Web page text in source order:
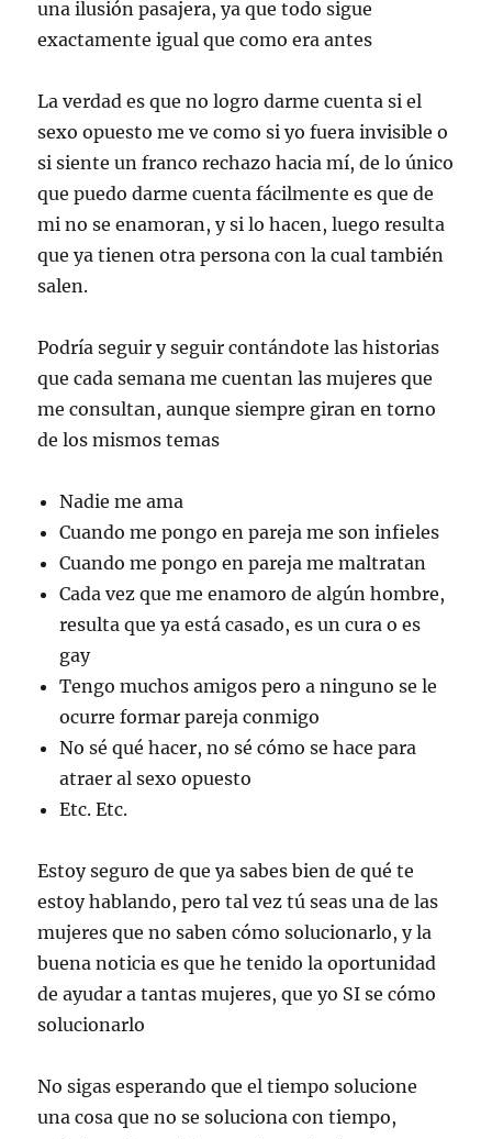
una ilusión pasajera, ya que todo sigue
exactamente igual que como era antes
La verdad es que no logro darme cuenta si el
sexo opuesto me ve como si yo fuera invisible o
si siente un franco rechazo hacia mí, de lo único
que puedo darme cuenta fácilmente es que de
mi no se enamoran, y si lo hacen, luego resulta
que ya tienen otra persona con la cual también
salen.
Podría seguir y seguir contándote las historias
que cada semana me cuentan las mujeres que
me consultan, aunque siempre giran en torno
de los mismos temas
Nadie me ama
Cuando me pongo en pareja me son infieles
Cuando me pongo en pareja me maltratan
Cada vez que me enamoro de algún hombre,
resulta que ya está casado, es un cura o es
gay
Tengo muchos amigos pero a ninguno se le
ocurre formar pareja conmigo
No sé qué hacer, no sé cómo se hace para
atraer al sexo opuesto
Etc. Etc.
Estoy seguro de que ya sabes bien de qué te
estoy hablando, pero tal vez tú seas una de las
mujeres que no saben cómo solucionarlo, y la
buena noticia es que he tenido la oportunidad
de ayudar a tantas mujeres, que yo SI se cómo
solucionarlo
No sigas esperando que el tiempo solucione
una cosa que no se soluciona con tiempo,